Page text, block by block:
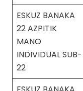
ESKUZ BANAKA
22 AZPITIK
MANO
INDIVIDUAL SUB-
22